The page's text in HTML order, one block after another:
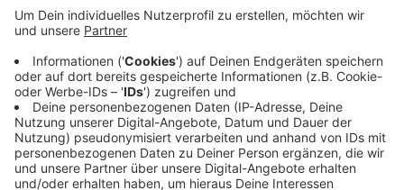
Wirtschaft und den Menschen in Wuppertal
investieren: 1,6 Millionen Euro zusätzlich für
bessere IT-Struktur und Sicherheit. Geld im
Bildungsbereich sei ihr auch wichtig: Die
Schulsozialarbeit sei mit 40 Stellen gesichert - und
es stehen rund 45 Millionen Euro bereit, zum
Beispiel für 80 neue Ganztagsgruppen.